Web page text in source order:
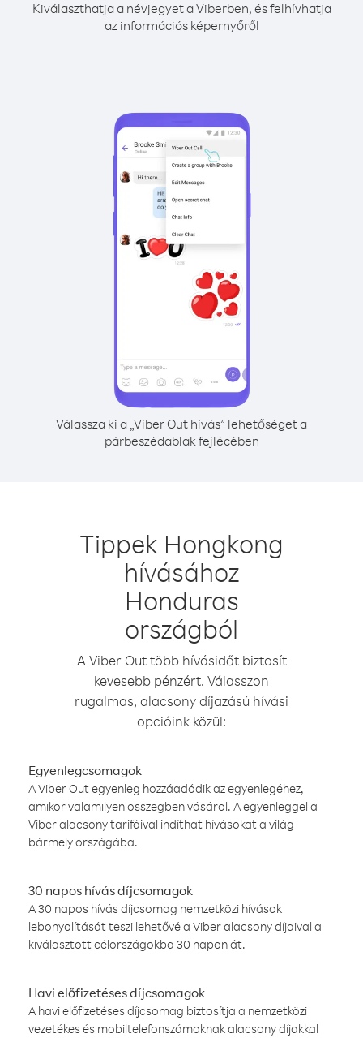
Kiválaszthatja a névjegyet a Viberben, és felhívhatja
az információs képernyőről
Válassza ki a „Viber Out hívás” lehetőséget a
párbeszédablak fejlécében
Tippek Hongkong
hívásához
Honduras
országból
A Viber Out több hívásidőt biztosít
kevesebb pénzért. Válasszon
rugalmas, alacsony díjazású hívási
opcióink közül:
Egyenlegcsomagok
A Viber Out egyenleg hozzáadódik az egyenlegéhez,
amikor valamilyen összegben vásárol. A egyenleggel a
Viber alacsony tarifáival indíthat hívásokat a világ
bármely országába.
30 napos hívás díjcsomagok
A 30 napos hívás díjcsomag nemzetközi hívások
lebonyolítását teszi lehetővé a Viber alacsony díjaival a
kiválasztott célországokba 30 napon át.
Havi előfizetéses díjcsomagok
A havi előfizetéses díjcsomag biztosítja a nemzetközi
vezetékes és mobiltelefonszámoknak alacsony díjakkal